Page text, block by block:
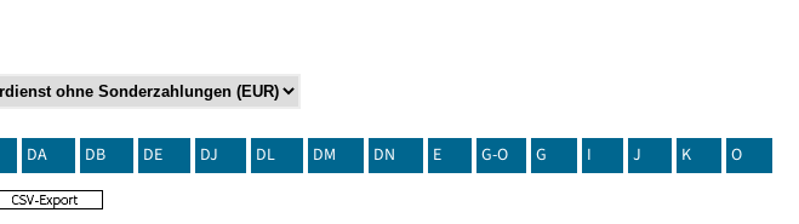
DA DB DE DJ DL DM DN E G-O G I J K O